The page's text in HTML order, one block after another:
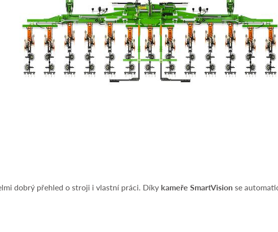
dobrý přehled o stroji i vlastní práci. Díky kameře SmartVision se